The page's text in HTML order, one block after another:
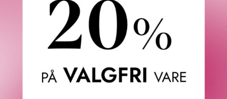
Fredrik & Louisa
Om Fredrik & Louisa
Redegjørelse åpenhetsloven
Våre butikker